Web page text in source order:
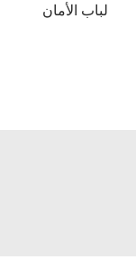
لباب الأمان